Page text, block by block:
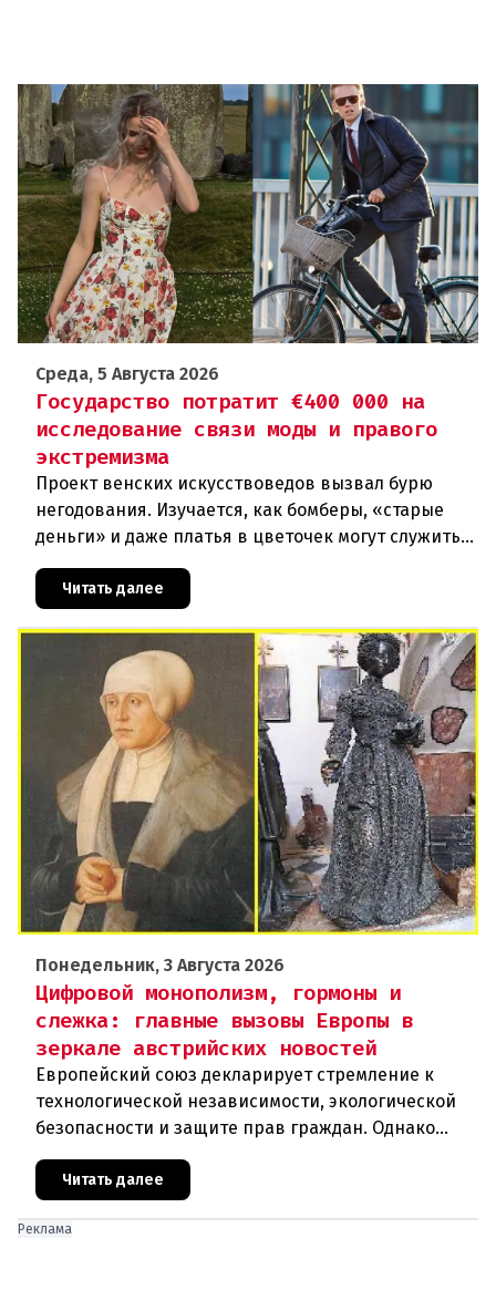
Среда, 5 Августа 2026
Государство потратит €400 000 на
исследование связи моды и правого
экстремизма
Проект венских искусствоведов вызвал бурю
негодования. Изучается, как бомберы, «старые
деньги» и даже платья в цветочек могут служить
инструментом пропаганды. Оппоненты требуют
ответа от министра наук
Читать далее
Понедельник, 3 Августа 2026
Цифровой монополизм, гормоны и
слежка: главные вызовы Европы в
зеркале австрийских новостей
Европейский союз декларирует стремление к
технологической независимости, экологической
безопасности и защите прав граждан. Однако
последние события в Австрии и решение
Брюсселя показывают: реальная п
Читать далее
Реклама